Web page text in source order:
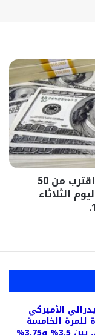
إنهيار سعر الدولار واقترب من 50
الثلاثاء
الأميركي
للمرة الخامسة